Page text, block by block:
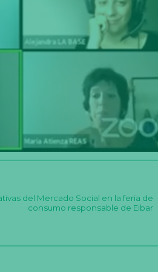
del Mercado Social en la feria de
consumo responsable de Eibar